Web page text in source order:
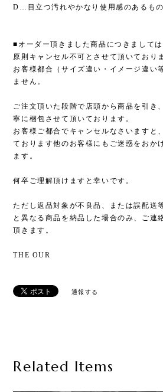
D…目立つ汚れやかなり使用感のあるもの
■オーダー頂きました商品につきましては
原則キャンセル不可とさせて頂いており
お客様都合（サイズ違い・イメージ違い
ません。
ご注文頂いた段階で店頭から商品を引き
寧に梱包させて頂いております。
お客様ご都合でキャンセルなさいますと
ております他のお客様にもご迷惑をおか
ます。
何卒ご理解頂けますと幸いです。
ただし返品対象が不良品、または誤配送
と異なる商品を納品した場合のみ、ご連
頂きます。
THE OUR
通報する
Related Items